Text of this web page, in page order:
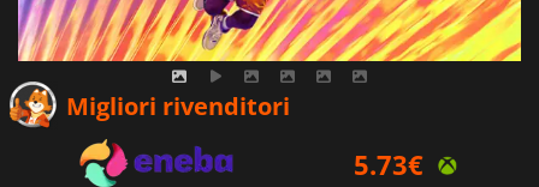
Migliori rivenditori
5.73€